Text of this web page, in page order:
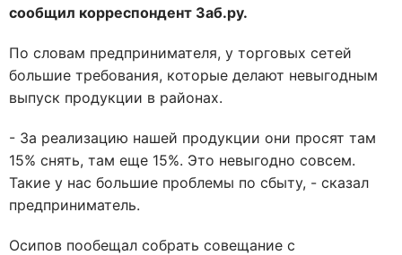
сообщил корреспондент Заб.ру.
По словам предпринимателя, у торговых сетей
большие требования, которые делают невыгодным
выпуск продукции в районах.
- За реализацию нашей продукции они просят там
15% снять, там еще 15%. Это невыгодно совсем.
Такие у нас большие проблемы по сбыту, - сказал
предприниматель.
Осипов пообещал собрать совещание с